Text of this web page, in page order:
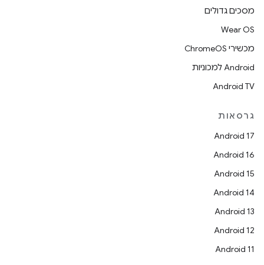
מסכים גדולים
Wear OS
מכשירי ChromeOS
Android למכוניות
Android TV
גרסאות
Android 17
Android 16
Android 15
Android 14
Android 13
Android 12
Android 11